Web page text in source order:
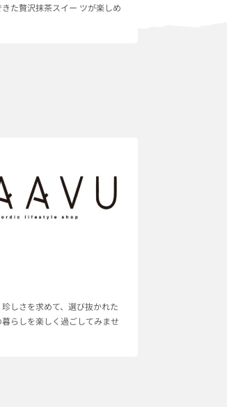
た贅沢抹茶スイー ツが楽しめ
しさを求めて、選び抜かれた
らしを楽しく過ごしてみませ